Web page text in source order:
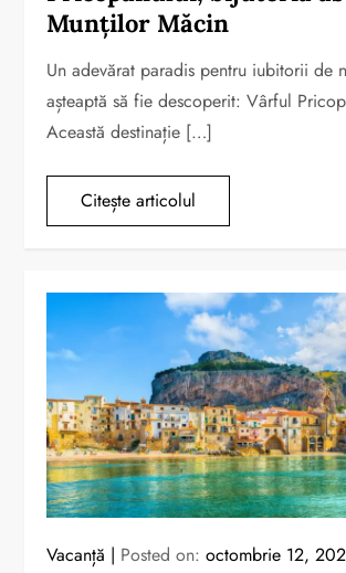
Munților Măcin
Un adevărat paradis pentru iubitorii de
așteaptă să fie descoperit: Vârful
Această destinație […]
Citește articolul
Vacanță Posted on:octombrie 12,